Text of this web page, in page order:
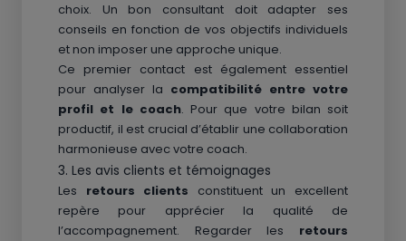
choix. Un bon consultant doit adapter ses
conseils en fonction de vos objectifs individuels
et non imposer une approche unique.
Ce premier contact est également essentiel
pour analyser la compatibilité entre votre
profil et le coach. Pour que votre bilan soit
productif, il est crucial d’établir une collaboration
harmonieuse avec votre coach.
3. Les avis clients et témoignages
Les retours clients constituent un excellent
repère pour apprécier la qualité de
l’accompagnement. Regarder les retours